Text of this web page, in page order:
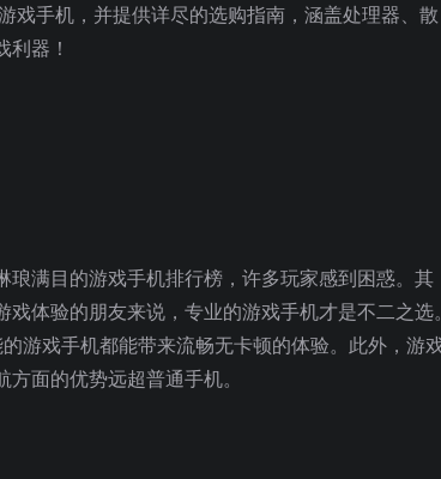
戏手机，并提供详尽的选购指南，涵盖处理器、散
器！
满目的游戏手机排行榜，许多玩家感到困惑。其
体验的朋友来说，专业的游戏手机才是不二之选
游戏手机都能带来流畅无卡顿的体验。此外，游
面的优势远超普通手机。